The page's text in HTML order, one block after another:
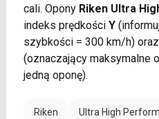
cali. Opony Riken Ultra
indeks prędkości Y
szybkości = 300 km/h)
(oznaczający maksymalne
jedną oponę).
Riken Ultra High